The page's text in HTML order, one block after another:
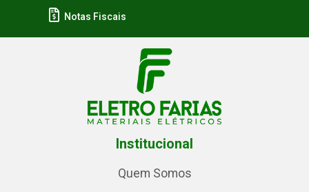
Notas Fiscais
Institucional
Quem Somos